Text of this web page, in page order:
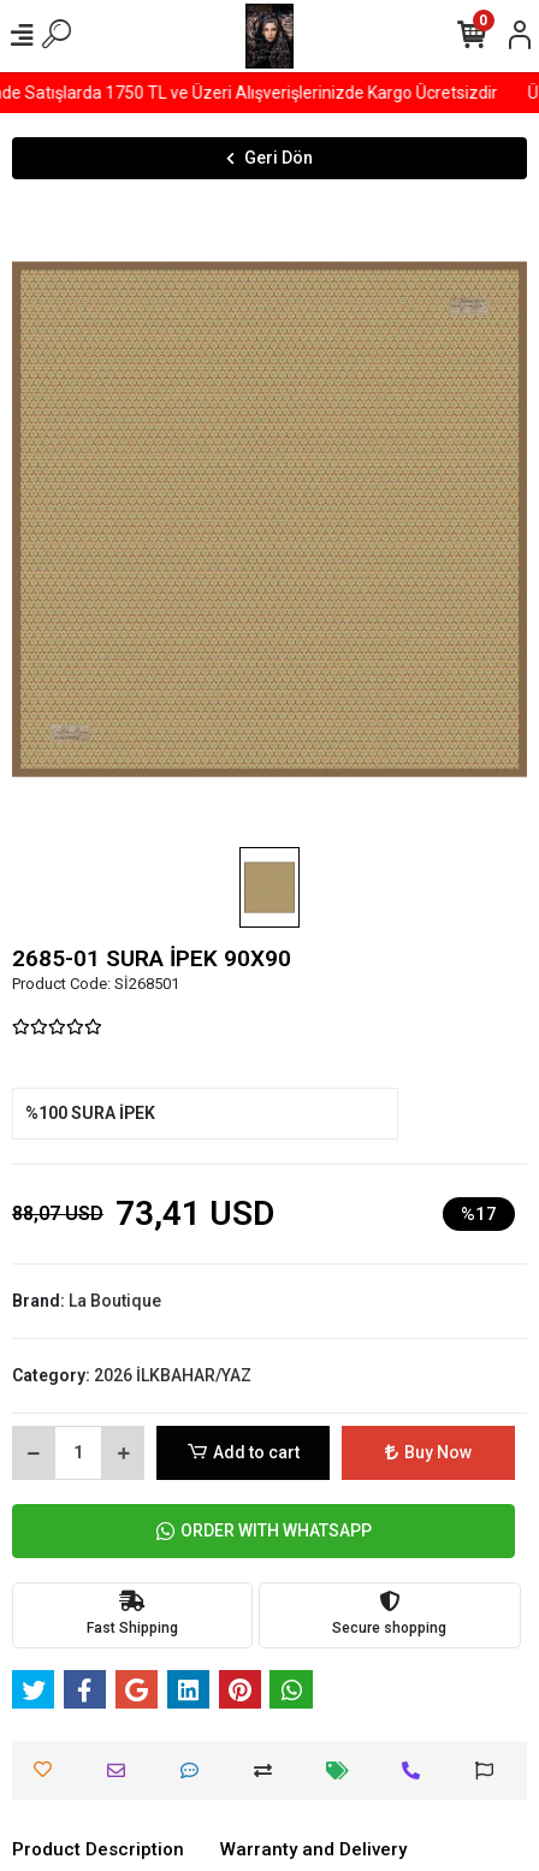
1750 TL ve Üzeri Alışverişlerinizde Kargo Ücretsizdir
0
Geri Dön
2685-01 SURA İPEK 90X90
Product Code: Sİ268501
%100 SURA İPEK
88,07 USD 73,41 USD %17
Brand: La Boutique
Category: 2026 İLKBAHAR/YAZ
Add to cart Buy Now
ORDER WITH WHATSAPP
Fast Shipping Secure shopping
Product Description Warranty and Delivery